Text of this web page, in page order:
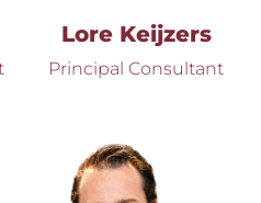
Lore Keijzers
Principal Consultant